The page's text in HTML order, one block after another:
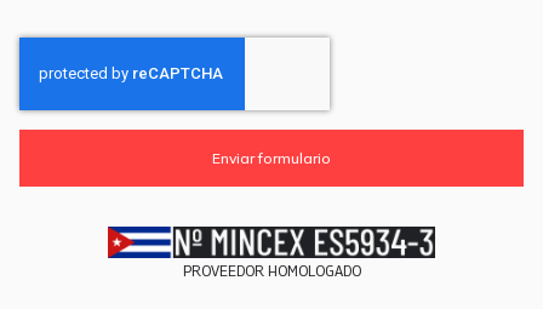
Enviar formulario
PROVEEDOR HOMOLOGADO